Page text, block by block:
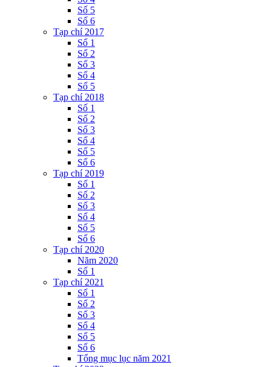
Số 5
Số 6
Tạp chí 2017
Số 1
Số 2
Số 3
Số 4
Số 5
Tạp chí 2018
Số 1
Số 2
Số 3
Số 4
Số 5
Số 6
Tạp chí 2019
Số 1
Số 2
Số 3
Số 4
Số 5
Số 6
Tạp chí 2020
Năm 2020
Số 1
Tạp chí 2021
Số 1
Số 2
Số 3
Số 4
Số 5
Số 6
Tổng mục lục năm 2021